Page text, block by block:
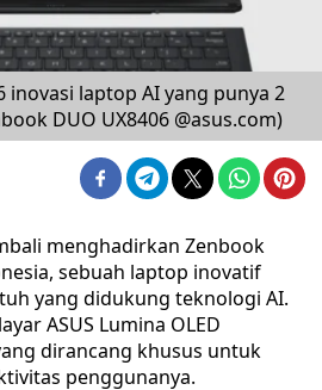
inovasi laptop AI yang punya 2
DUO UX8406 @asus.com)
menghadirkan Zenbook
sebuah laptop inovatif
yang didukung teknologi AI.
ASUS Lumina OLED
dirancang khusus untuk
penggunanya.